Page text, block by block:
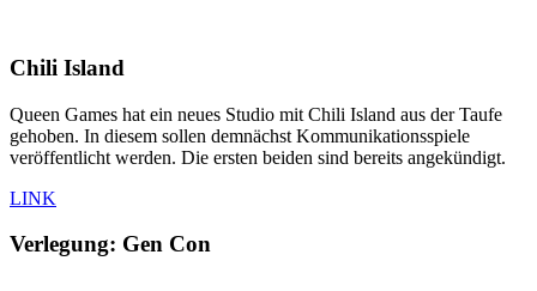
Chili Island
Queen Games hat ein neues Studio mit Chili Island aus der Taufe
gehoben. In diesem sollen demnächst Kommunikationsspiele
veröffentlicht werden. Die ersten beiden sind bereits angekündigt.
LINK
Verlegung: Gen Con